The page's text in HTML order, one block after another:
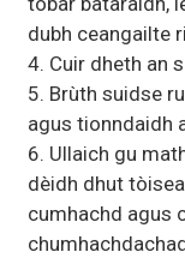
dubh ceangailte
4. Cuir dheth an
5. Brùth suidse
agus tionndaidh
6. Ullaich gu
dèidh dhut
cumhachd agus